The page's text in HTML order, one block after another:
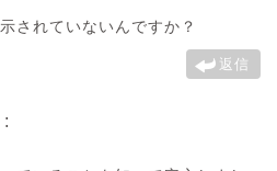
されていないんですか？
返信
: